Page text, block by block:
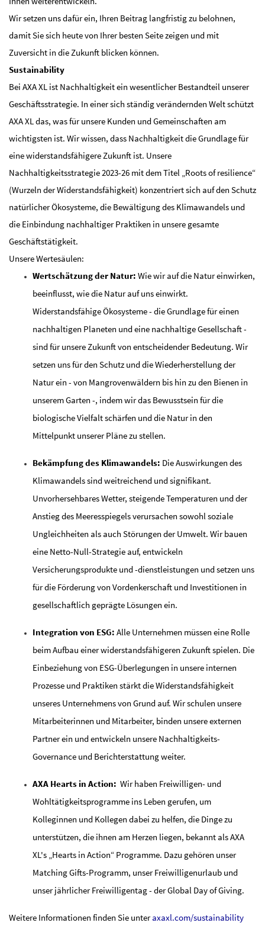
Wir setzen uns dafür ein, Ihren Beitrag langfristig zu belohnen,
damit Sie sich heute von Ihrer besten Seite zeigen und mit
Zuversicht in die Zukunft blicken können.
Sustainability
Bei AXA XL ist Nachhaltigkeit ein wesentlicher Bestandteil unserer
Geschäftsstrategie. In einer sich ständig verändernden Welt schützt
AXA XL das, was für unsere Kunden und Gemeinschaften am
wichtigsten ist. Wir wissen, dass Nachhaltigkeit die Grundlage für
eine widerstandsfähigere Zukunft ist. Unsere
Nachhaltigkeitsstrategie 2023-26 mit dem Titel „Roots of resilience“
(Wurzeln der Widerstandsfähigkeit) konzentriert sich auf den Schutz
natürlicher Ökosysteme, die Bewältigung des Klimawandels und
die Einbindung nachhaltiger Praktiken in unsere gesamte
Geschäftstätigkeit.
Unsere Wertesäulen:
Wertschätzung der Natur: Wie wir auf die Natur einwirken,
beeinflusst, wie die Natur auf uns einwirkt.
Widerstandsfähige Ökosysteme - die Grundlage für einen
nachhaltigen Planeten und eine nachhaltige Gesellschaft -
sind für unsere Zukunft von entscheidender Bedeutung. Wir
setzen uns für den Schutz und die Wiederherstellung der
Natur ein - von Mangrovenwäldern bis hin zu den Bienen in
unserem Garten -, indem wir das Bewusstsein für die
biologische Vielfalt schärfen und die Natur in den
Mittelpunkt unserer Pläne zu stellen.
Bekämpfung des Klimawandels: Die Auswirkungen des
Klimawandels sind weitreichend und signifikant.
Unvorhersehbares Wetter, steigende Temperaturen und der
Anstieg des Meeresspiegels verursachen sowohl soziale
Ungleichheiten als auch Störungen der Umwelt. Wir bauen
eine Netto-Null-Strategie auf, entwickeln
Versicherungsprodukte und -dienstleistungen und setzen uns
für die Förderung von Vordenkerschaft und Investitionen in
gesellschaftlich geprägte Lösungen ein.
Integration von ESG: Alle Unternehmen müssen eine Rolle
beim Aufbau einer widerstandsfähigeren Zukunft spielen. Die
Einbeziehung von ESG-Überlegungen in unsere internen
Prozesse und Praktiken stärkt die Widerstandsfähigkeit
unseres Unternehmens von Grund auf. Wir schulen unsere
Mitarbeiterinnen und Mitarbeiter, binden unsere externen
Partner ein und entwickeln unsere Nachhaltigkeits-
Governance und Berichterstattung weiter.
AXA Hearts in Action: Wir haben Freiwilligen- und
Wohltätigkeitsprogramme ins Leben gerufen, um
Kolleginnen und Kollegen dabei zu helfen, die Dinge zu
unterstützen, die ihnen am Herzen liegen, bekannt als AXA
XL's „Hearts in Action“ Programme. Dazu gehören unser
Matching Gifts-Programm, unser Freiwilligenurlaub und
unser jährlicher Freiwilligentag - der Global Day of Giving.
Weitere Informationen finden Sie unteraxaxl.com/sustainability